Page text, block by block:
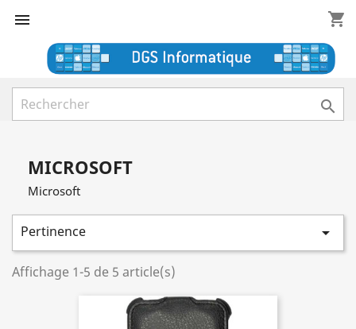
 shopping_cart

MICROSOFT
Microsoft
Pertinence 
Affichage 1-5 de 5 article(s)